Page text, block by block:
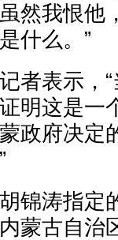
然我恨
什么。”
者表示，
明这是一
政府决定
锦涛指定
蒙古自治